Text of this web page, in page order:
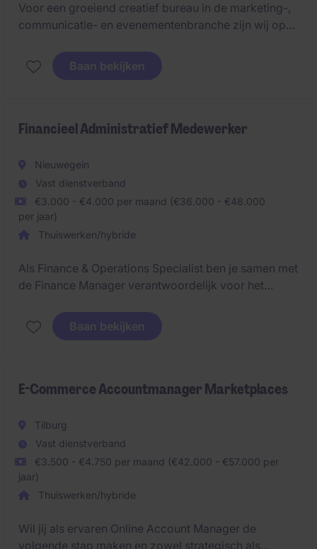
Voor een groeiend creatief bureau in de marketing-,
communicatie- en evenementenbranche zijn wij op
organisatie werkt voor uiteenlopende
opdrachtgevers, waaronder commerciële merken,
projectomgeving spelen financiële processen een
resultaten.
Baan bekijken
Financieel Administratief Medewerker
Nieuwegein
Vast dienstverband
€3.000 - €4.000 per maand (€36.000 - €48.000
per jaar)
Thuiswerken/hybride
Als Finance & Operations Specialist ben je samen met
de Finance Manager verantwoordelijk voor het
dat de financiële en projectadministratie strak is
ingericht en draagt actief bij aan het verbeteren en
Je werkt in een omgeving waar projecten continu
flexibiliteit belangrijk zijn.
Baan bekijken
E-Commerce Accountmanager Marketplaces
Tilburg
Vast dienstverband
€3.500 - €4.750 per maand (€42.000 - €57.000 per
jaar)
Thuiswerken/hybride
Wil jij als ervaren Online Account Manager de
volgende stap maken en zowel strategisch als